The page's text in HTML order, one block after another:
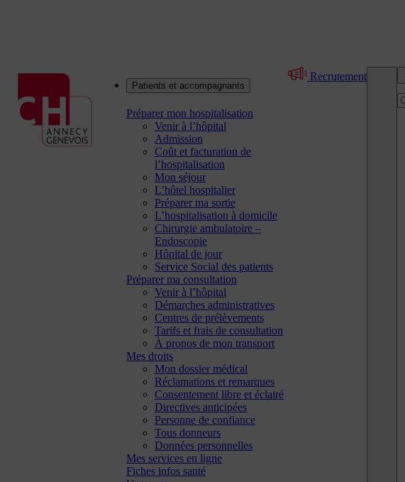
Patients et accompagnants
Préparer mon hospitalisation
Venir à l’hôpital
Admission
Coût et facturation de
l’hospitalisation
Mon séjour
L’hôtel hospitalier
Préparer ma sortie
L’hospitalisation à domicile
Chirurgie ambulatoire –
Endoscopie
Hôpital de jour
Service Social des patients
Préparer ma consultation
Venir à l’hôpital
Démarches administratives
Centres de prélèvements
Tarifs et frais de consultation
À propos de mon transport
Mes droits
Mon dossier médical
Réclamations et remarques
Consentement libre et éclairé
Directives anticipées
Personne de confiance
Tous donneurs
Données personnelles
Mes services en ligne
Fiches infos santé
Recrutement